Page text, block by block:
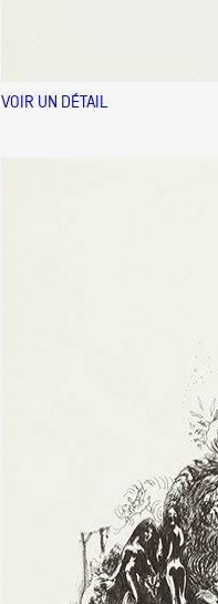
VOIR UN DÉTAIL